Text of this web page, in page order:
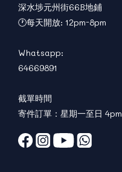
深水埗元州街66B地鋪
🕐每天開放: 12pm-8pm
Whatsapp:
64669891
截單時間
寄件訂單：星期一至日 4pm